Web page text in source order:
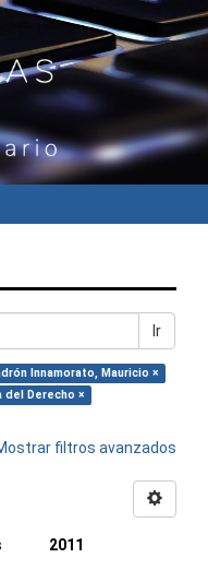
Ir
Innamorato, Mauricio ×
del Derecho ×
filtros avanzados
2011